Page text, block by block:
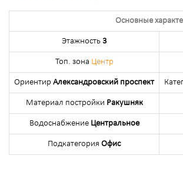
Основные
Этажность 3
Топ. зона Центр
Ориентир Александровский проспект
Материал постройки Ракушняк
Водоснабжение Центральное
Подкатегория Офис